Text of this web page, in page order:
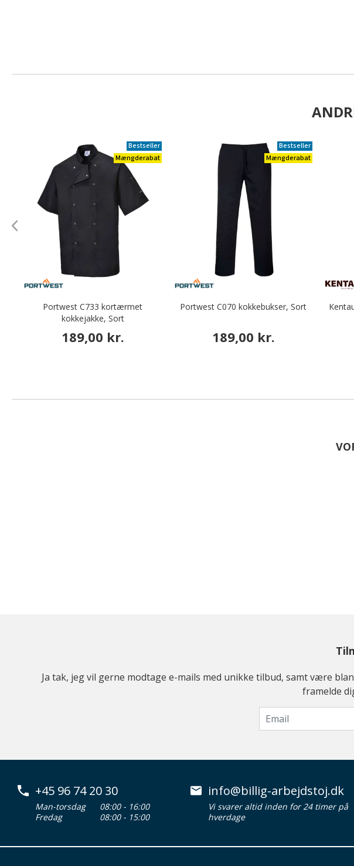
Bestseller
Mængderabat
Portwest C733 kortærmet
kokkejakke, Sort
189,00 kr.
Bestseller
Mængderabat
Portwest C070 kokkebukser, Sort
189,00 kr.
Ja tak, jeg vil gerne modtage e-mails med unikke tilbud, samt være
framelde
+45 96 74 20 30
Man-torsdag
08:00 - 16:00
Fredag
08:00 - 15:00
info@billig-arbejdstoj.dk
Vi svarer altid inden for 24 timer på
hverdage